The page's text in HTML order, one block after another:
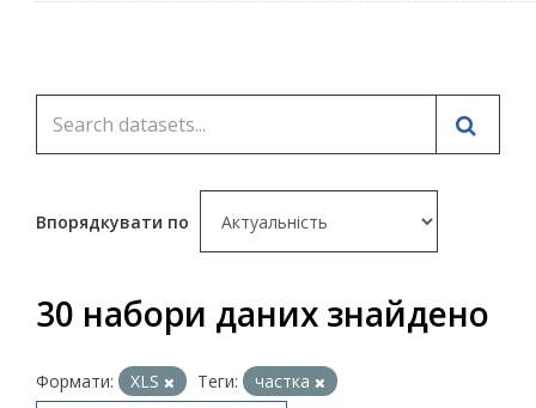
Впорядкувати по
30 набори даних знайдено
Формати: XLS Теги:
частка